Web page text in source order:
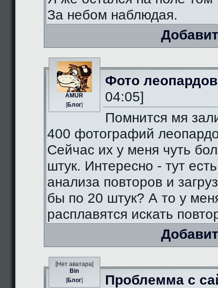
За небом наблюдая.
AMUR
[Блог]
Фото леопардов
04:05]
Помнится мя
400 фотографий
Сейчас их у меня чуть
штук. Интересно - тут
анализа повторов и
бы по 20 штук? А то у
расплавятся искать
[Нет аватара]
Bin
[Блог]
Проблемма с